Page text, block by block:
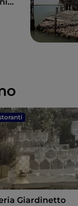
Giardinetto